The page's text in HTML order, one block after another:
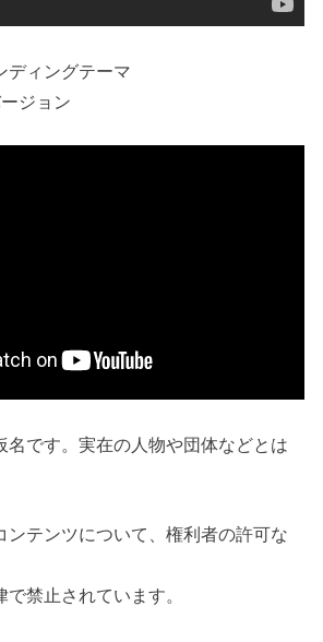
ディングテーマ
ジョン
です。実在の人物や団体などとは
テンツについて、権利者の許可な
禁止されています。